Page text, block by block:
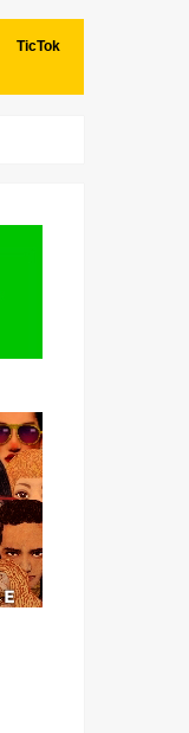
TicTok